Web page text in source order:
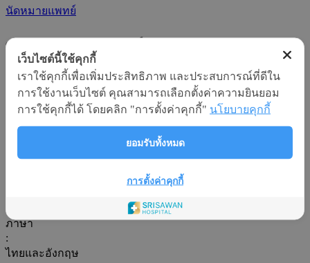
นัดหมายแพทย์
พญ.ชินาภา ณัฐวงค์ศิริ
แผนก
สูตินรีเวช
ความชำนาญทางสาขา
สูติศาสตร์และนรีเวชวิทยา ( Obstetrics and Gynaecology )
สูติศาสตร์และนรีเวชวิทยา ( Obstetrics and Gynaecology )
ภาษา
:
ไทยและอังกฤษ
เว็บไซต์นี้ใช้คุกกี้
เราใช้คุกกี้เพื่อเพิ่มประสิทธิภาพ และประสบการณ์ที่ดีใน
การใช้งานเว็บไซต์ คุณสามารถเลือกตั้งค่าความยินยอม
การใช้คุกกี้ได้ โดยคลิก "การตั้งค่าคุกกี้" นโยบายคุกกี้
ยอมรับทั้งหมด
การตั้งค่าคุกกี้